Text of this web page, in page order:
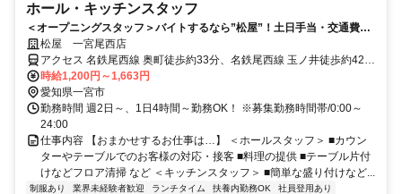
ホール・キッチンスタッフ
＜オープニングスタッフ＞バイトするなら”松屋”！土日手当・交通費・
まかない・社保完備など待遇充実♪＜8月8日オープン予定＞
松屋 一宮尾西店
アクセス 名鉄尾西線 奥町徒歩約33分、名鉄尾西線 玉ノ井徒歩約42
分、名鉄尾西線 開明徒歩約46分 名鉄尾西線「奥町駅」より徒歩40分
時給1,200円～1,663円
愛知県一宮市
勤務時間 週2日～、1日4時間～勤務OK！ ※募集勤務時間帯/0:00～
24:00
仕事内容 【おまかせするお仕事は…】 ＜ホールスタッフ＞ ■カウン
ターやテーブルでのお客様の対応・接客 ■料理の提供 ■テーブル片付
けなどフロア清掃 など ＜キッチンスタッフ＞ ■簡単な盛り付けなど...
制服あり 業界未経験者歓迎 ランチタイム 扶養内勤務OK
社員登用あり